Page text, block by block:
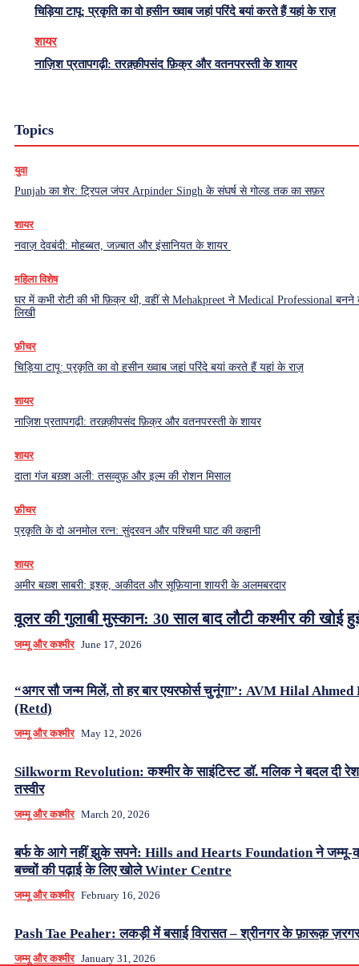
चिड़िया टापू: प्रकृति का वो हसीन ख्वाब जहां परिंदे बयां करते हैं यहां के राज़
शायर
नाज़िश प्रतापगढ़ी: तरक़्क़ीपसंद फ़िक्र और वतनपरस्ती के शायर
Topics
युवा
Punjab का शेर: ट्रिपल जंपर Arpinder Singh के संघर्ष से गोल्ड तक का सफ़र
शायर
नवाज़ देवबंदी: मोहब्बत, जज़्बात और इंसानियत के शायर
महिला विशेष
घर में कभी रोटी की भी फ़िक्र थी, वहीं से Mehakpreet ने Medical Professional बनने
लिखी
फ़ीचर
चिड़िया टापू: प्रकृति का वो हसीन ख्वाब जहां परिंदे बयां करते हैं यहां के राज़
शायर
नाज़िश प्रतापगढ़ी: तरक़्क़ीपसंद फ़िक्र और वतनपरस्ती के शायर
शायर
दाता गंज बख़्श अली: तसव्वुफ़ और इल्म की रोशन मिसाल
फ़ीचर
प्रकृति के दो अनमोल रत्न: सुंदरवन और पश्चिमी घाट की कहानी
शायर
अमीर बख़्श साबरी: इश्क़, अकीदत और सूफ़ियाना शायरी के अलमबरदार
वूलर की गुलाबी मुस्कान: 30 साल बाद लौटी कश्मीर की खोई
जम्मू और कश्मीर June 17, 2026
“अगर सौ जन्म मिलें, तो हर बार एयरफोर्स चुनूंगा”: AVM Hilal
(Retd)
जम्मू और कश्मीर May 12, 2026
Silkworm Revolution: कश्मीर के साइंटिस्ट डॉ. मलिक ने बदल दी
तस्वीर
जम्मू और कश्मीर March 20, 2026
बर्फ के आगे नहीं झुके सपने: Hills and Hearts Foundation ने जम्मू-
बच्चों की पढ़ाई के लिए खोले Winter Centre
जम्मू और कश्मीर February 16, 2026
Pash Tae Peaher: लकड़ी में बसाई विरासत – श्रीनगर के फ़ारूक़
जम्मू और कश्मीर January 31, 2026